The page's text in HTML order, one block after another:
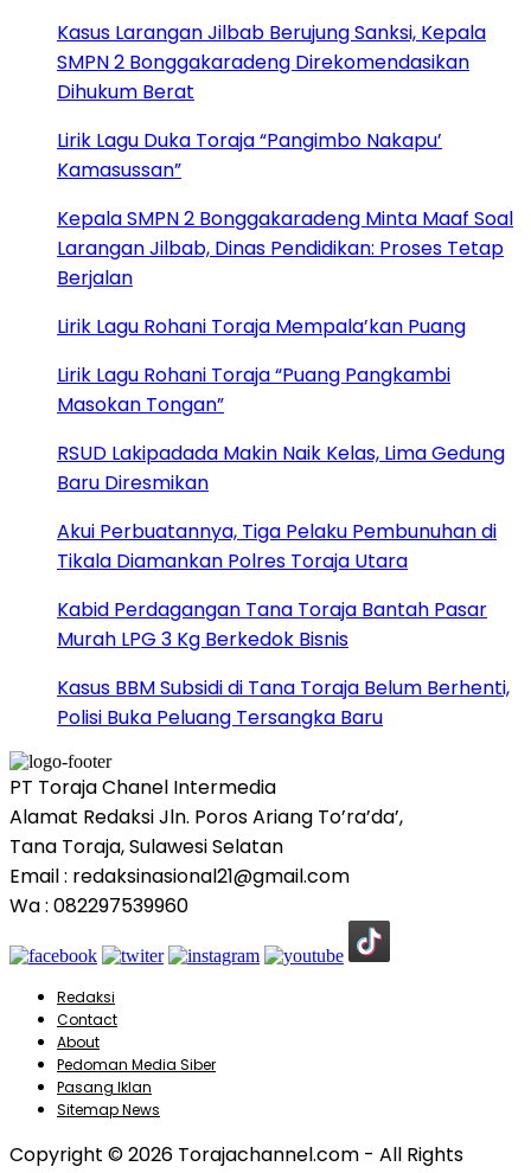
Kasus Larangan Jilbab Berujung Sanksi, Kepala
SMPN 2 Bonggakaradeng Direkomendasikan
Dihukum Berat
Lirik Lagu Duka Toraja “Pangimbo Nakapu’
Kamasussan”
Kepala SMPN 2 Bonggakaradeng Minta Maaf Soal
Larangan Jilbab, Dinas Pendidikan: Proses Tetap
Berjalan
Lirik Lagu Rohani Toraja Mempala’kan Puang
Lirik Lagu Rohani Toraja “Puang Pangkambi
Masokan Tongan”
RSUD Lakipadada Makin Naik Kelas, Lima Gedung
Baru Diresmikan
Akui Perbuatannya, Tiga Pelaku Pembunuhan di
Tikala Diamankan Polres Toraja Utara
Kabid Perdagangan Tana Toraja Bantah Pasar
Murah LPG 3 Kg Berkedok Bisnis
Kasus BBM Subsidi di Tana Toraja Belum Berhenti,
Polisi Buka Peluang Tersangka Baru
PT Toraja Chanel Intermedia
Alamat Redaksi Jln. Poros Ariang To’ra’da’,
Tana Toraja, Sulawesi Selatan
Email : redaksinasional21@gmail.com
Wa : 082297539960
Redaksi
Contact
About
Pedoman Media Siber
Pasang Iklan
Sitemap News
Copyright © 2026 Torajachannel.com - All Rights